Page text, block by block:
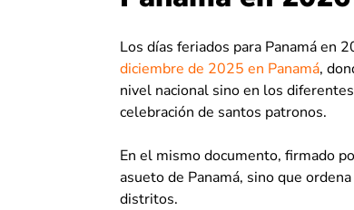
Los días feriados para Panamá en
diciembre de 2025 en Panamá,
nivel nacional sino en los
celebración de santos patronos.
En el mismo documento, firmado
asueto de Panamá, sino que
distritos.